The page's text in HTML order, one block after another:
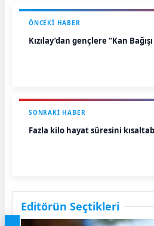
ÖNCEKI HABER
Kızılay’dan gençlere “Kan
SONRAKI HABER
Fazla kilo hayat süresini
Editörün Seçtikleri